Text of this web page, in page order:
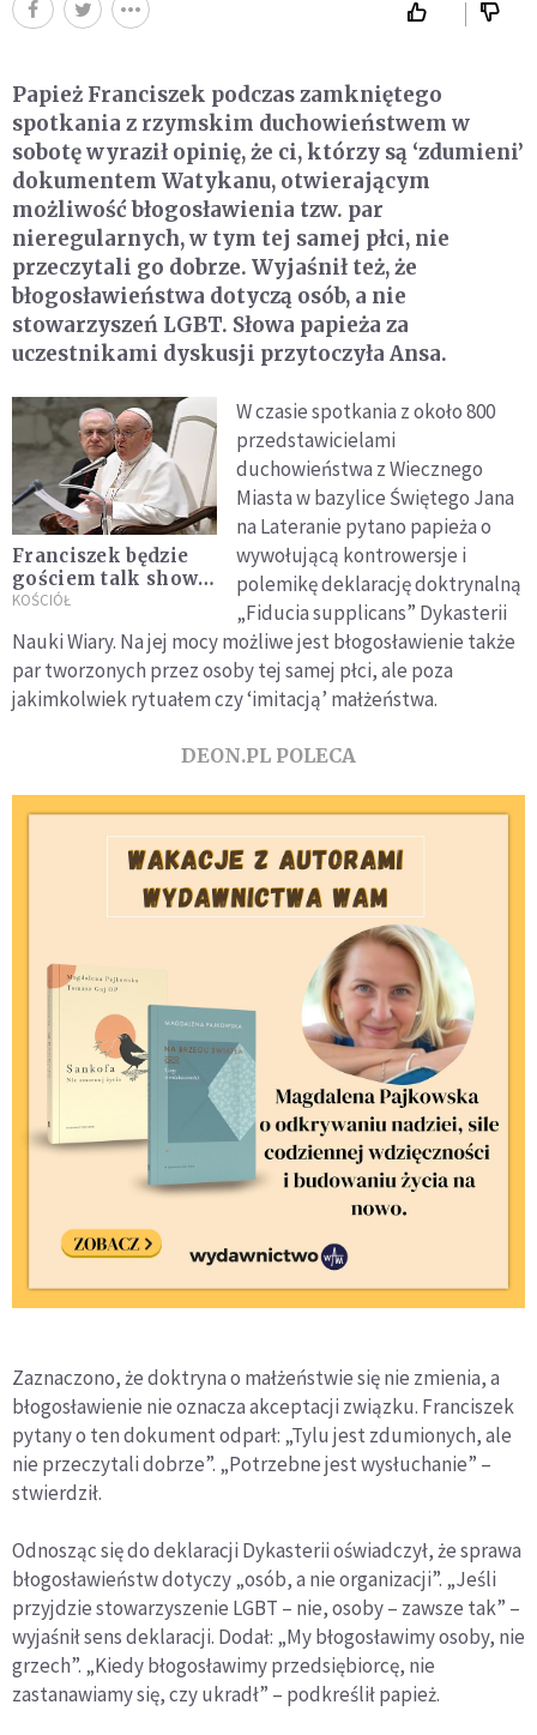
Papież Franciszek podczas zamkniętego
spotkania z rzymskim duchowieństwem w
sobotę wyraził opinię, że ci, którzy są ‘zdumieni’
dokumentem Watykanu, otwierającym
możliwość błogosławienia tzw. par
nieregularnych, w tym tej samej płci, nie
przeczytali go dobrze. Wyjaśnił też, że
błogosławieństwa dotyczą osób, a nie
stowarzyszeń LGBT. Słowa papieża za
uczestnikami dyskusji przytoczyła Ansa.
Franciszek będzie
gościem talk show
włoskiej stacji
KOŚCIÓŁ
W czasie spotkania z około 800
przedstawicielami
duchowieństwa z Wiecznego
Miasta w bazylice Świętego Jana
na Lateranie pytano papieża o
wywołującą kontrowersje i
polemikę deklarację doktrynalną
„Fiducia supplicans” Dykasterii
Nauki Wiary. Na jej mocy możliwe jest błogosławienie także
par tworzonych przez osoby tej samej płci, ale poza
jakimkolwiek rytuałem czy ‘imitacją’ małżeństwa.
DEON.PL POLECA
Zaznaczono, że doktryna o małżeństwie się nie zmienia, a
błogosławienie nie oznacza akceptacji związku. Franciszek
pytany o ten dokument odparł: „Tylu jest zdumionych, ale
nie przeczytali dobrze”. „Potrzebne jest wysłuchanie” –
stwierdził.
Odnosząc się do deklaracji Dykasterii oświadczył, że sprawa
błogosławieństw dotyczy „osób, a nie organizacji”. „Jeśli
przyjdzie stowarzyszenie LGBT – nie, osoby – zawsze tak” –
wyjaśnił sens deklaracji. Dodał: „My błogosławimy osoby, nie
grzech”. „Kiedy błogosławimy przedsiębiorcę, nie
zastanawiamy się, czy ukradł” – podkreślił papież.